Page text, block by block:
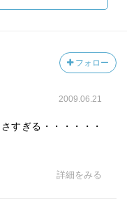
フォロー
2009.06.21
すぎる・・・・・・
詳細をみる